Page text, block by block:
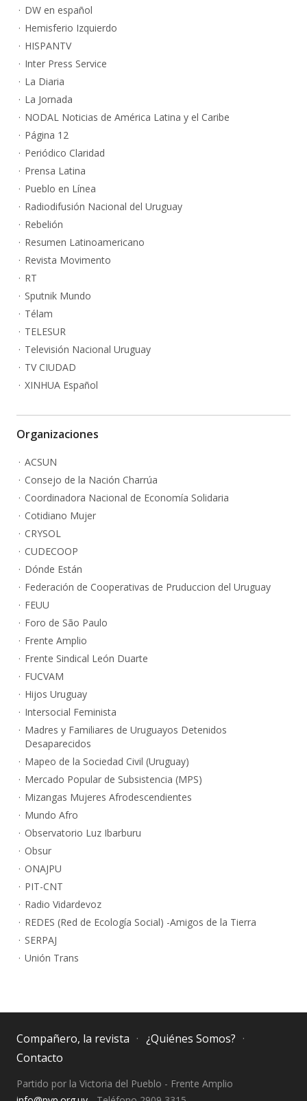
DW en español
Hemisferio Izquierdo
HISPANTV
Inter Press Service
La Diaria
La Jornada
NODAL Noticias de América Latina y el Caribe
Página 12
Periódico Claridad
Prensa Latina
Pueblo en Línea
Radiodifusión Nacional del Uruguay
Rebelión
Resumen Latinoamericano
Revista Movimento
RT
Sputnik Mundo
Télam
TELESUR
Televisión Nacional Uruguay
TV CIUDAD
XINHUA Español
Organizaciones
ACSUN
Consejo de la Nación Charrúa
Coordinadora Nacional de Economía Solidaria
Cotidiano Mujer
CRYSOL
CUDECOOP
Dónde Están
Federación de Cooperativas de Pruduccion del Uruguay
FEUU
Foro de São Paulo
Frente Amplio
Frente Sindical León Duarte
FUCVAM
Hijos Uruguay
Intersocial Feminista
Madres y Familiares de Uruguayos Detenidos
Desaparecidos
Mapeo de la Sociedad Civil (Uruguay)
Mercado Popular de Subsistencia (MPS)
Mizangas Mujeres Afrodescendientes
Mundo Afro
Observatorio Luz Ibarburu
Obsur
ONAJPU
PIT-CNT
Radio Vidardevoz
REDES (Red de Ecología Social) -Amigos de la Tierra
SERPAJ
Unión Trans
Compañero, la revista
¿Quiénes Somos?
Contacto
Partido por la Victoria del Pueblo - Frente Amplio